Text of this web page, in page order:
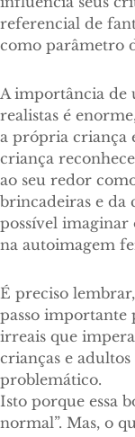
referencial de
como parâmetro
A importância de
realistas é
a própria criança
criança
ao seu redor
brincadeiras e da
possível imaginar
na autoimagem
É preciso
passo importante
irreais que
crianças e
problemático.
Isto porque essa
normal”. Mas, o